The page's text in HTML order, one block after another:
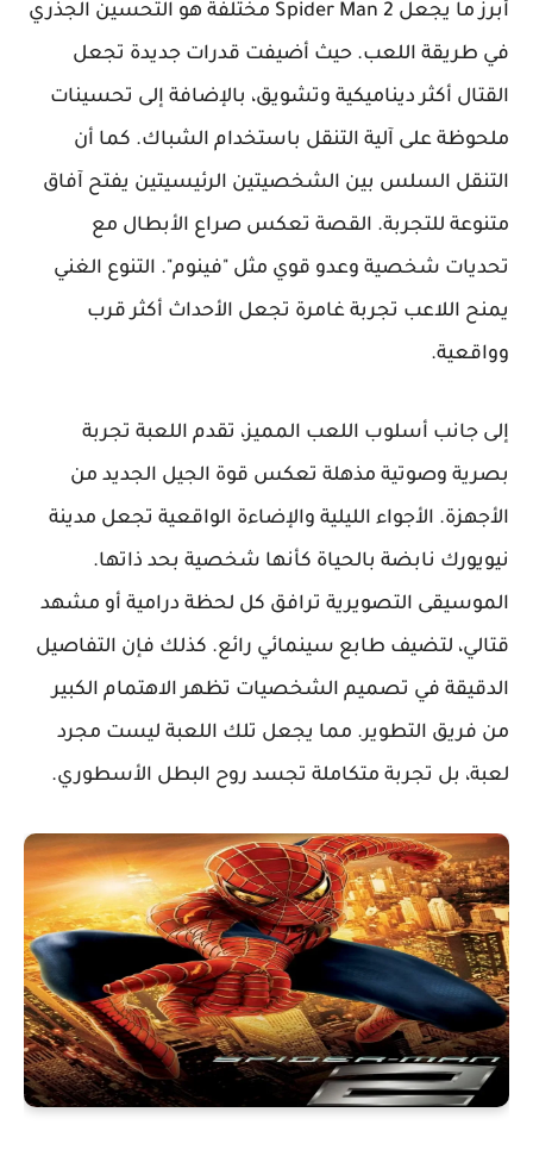
أبرز ما يجعل Spider Man 2 مختلفة هو التحسين الجذري
في طريقة اللعب. حيث أضيفت قدرات جديدة تجعل
القتال أكثر ديناميكية وتشويق، بالإضافة إلى تحسينات
ملحوظة على آلية التنقل باستخدام الشباك. كما أن
التنقل السلس بين الشخصيتين الرئيسيتين يفتح آفاق
متنوعة للتجربة. القصة تعكس صراع الأبطال مع
تحديات شخصية وعدو قوي مثل "فينوم". التنوع الغني
يمنح اللاعب تجربة غامرة تجعل الأحداث أكثر قرب
وواقعية.
إلى جانب أسلوب اللعب المميز، تقدم اللعبة تجربة
بصرية وصوتية مذهلة تعكس قوة الجيل الجديد من
الأجهزة. الأجواء الليلية والإضاءة الواقعية تجعل مدينة
نيويورك نابضة بالحياة كأنها شخصية بحد ذاتها.
الموسيقى التصويرية ترافق كل لحظة درامية أو مشهد
قتالي، لتضيف طابع سينمائي رائع. كذلك فإن التفاصيل
الدقيقة في تصميم الشخصيات تظهر الاهتمام الكبير
من فريق التطوير. مما يجعل تلك اللعبة ليست مجرد
لعبة، بل تجربة متكاملة تجسد روح البطل الأسطوري.